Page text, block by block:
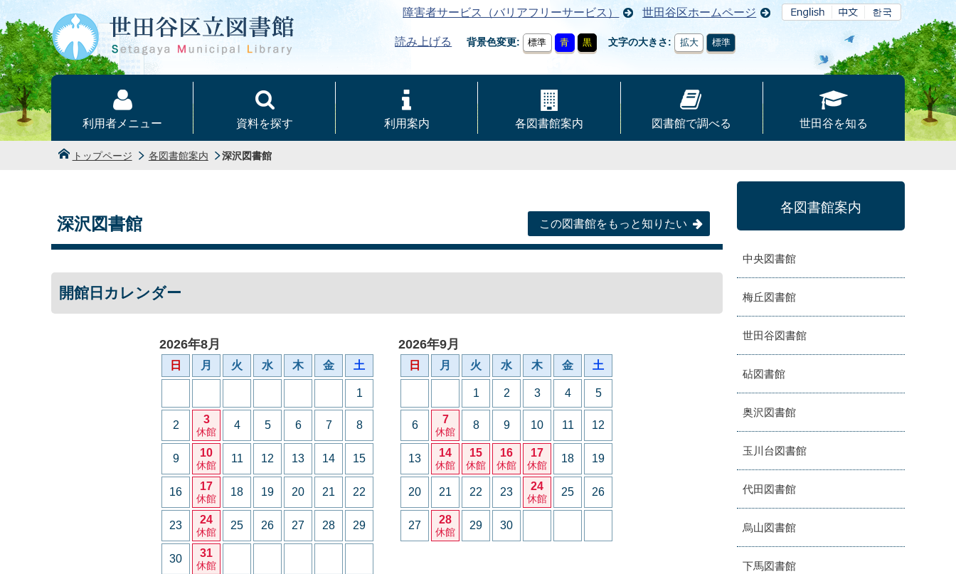
本文へ
障害者サービス（バリアフリーサービス） 世田谷区ホームページ
読み上げる 背景色変更 標準 青 黒 文字の大きさ 拡大 標準
利用者メニュー 資料を探す 利用案内 各図書館案内 図書館で調べる 世田谷を知る
トップページ 各図書館案内 深沢図書館
深沢図書館 この図書館をもっと知りたい
開館日カレンダー
2026年8月
日 月 火 水 木 金 土
1
2 3
休館
4 5 6 7 8
9 10
休館
11 12 13 14 15
16 17
休館
18 19 20 21 22
23 24
休館
25 26 27 28 29
30 31
休館
2026年9月
日 月 火 水 木 金 土
1 2 3 4 5
6 7
休館
8 9 10 11 12
13 14
休館
15
休館
16
休館
17
休館
18 19
20 21 22 23 24
休館
25 26
27 28
休館
29 30
各図書館案内
中央図書館
梅丘図書館
世田谷図書館
砧図書館
奥沢図書館
玉川台図書館
代田図書館
烏山図書館
下馬図書館